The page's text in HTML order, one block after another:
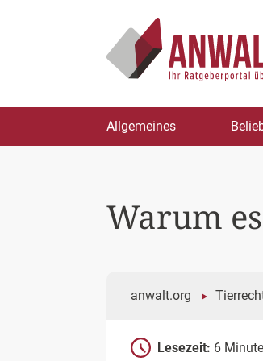
springen
Allgemeines
Warum
anwalt.org
Lesezeit: 6